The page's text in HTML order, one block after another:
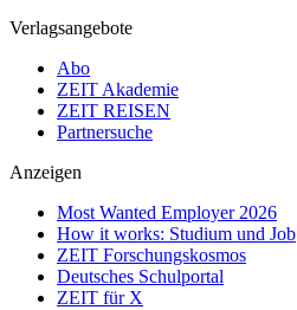
Verlagsangebote
Abo
ZEIT Akademie
ZEIT REISEN
Partnersuche
Anzeigen
Most Wanted Employer 2026
How it works: Studium und Job
ZEIT Forschungskosmos
Deutsches Schulportal
ZEIT für X